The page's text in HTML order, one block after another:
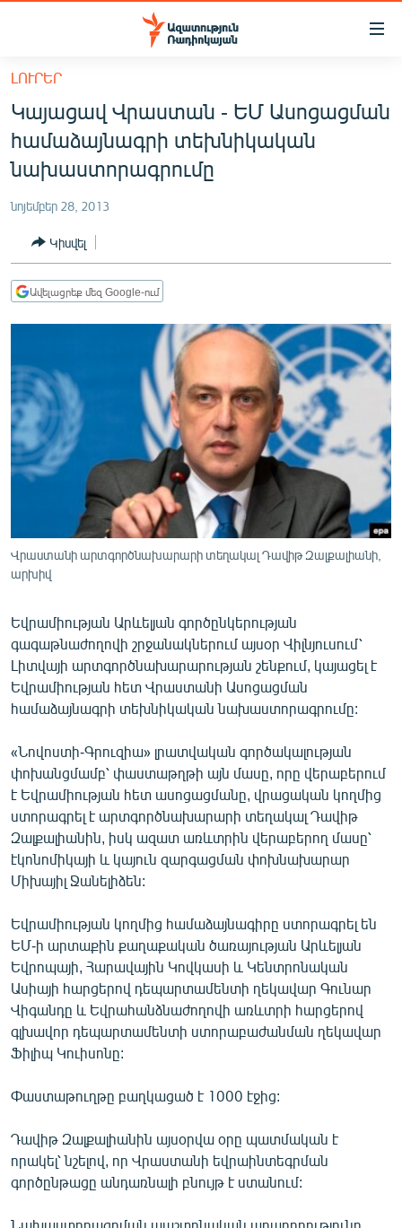
Մատչելիության
հիմնական
բովանդակությանը
Անցնել
հիմնական
մենյուին
ՀԱՅԱՍՏԱՆ
ՔԱՂԱՔԱԿԱՆ
ՀԱՍԱՐԱԿՈՒԹՅՈՒՆ
ՏՆՏԵՍՈՒԹՅՈՒՆ
ՂԱՐԱԲԱՂ
ՊԱՏԵՐԱԶՄԻ 6 ՇԱԲԱԹՆԵՐԸ
ՏԱՐԱԾԱՇՐՋԱՆ
ՄԻՋԱԶԳԱՅԻՆ
ՄՇԱԿՈՒՅԹ
ՍՊՈՐՏ
ՄԵԿՆԱԲԱՆՈՒԹՅՈՒՆ
ԿՈՐՈՆԱՎԻՐՈՒՍ
ՏԵՍԱՆՅՈՒԹԵՐ
ԲԱՆԱՎԵՃ
ՁԳՏԵԼՈՎ ԼԱՎԱԳՈՒՅՆԻՆ
Հայերեն
English
Русский
«Ազատության» բոլոր կայքերը
ԼՈՒՐԵՐ
Կայացավ Վրաստան - ԵՄ Ասոցացման
համաձայնագրի տեխնիկական
նախաստորագրումը
նոյեմբեր 28, 2013
Կիսվել
Ավելացրեք մեզ Google-ում
Վրաստանի արտգործնախարարի տեղակալ Դավիթ Զալքալիանի,
արխիվ
Եվրամիության Արևելյան գործընկերության
գագաթնաժողովի շրջանակներում այսօր Վիլնյուսում՝
Լիտվայի արտգործնախարարության շենքում, կայացել է
Եվրամիության հետ Վրաստանի Ասոցացման
համաձայնագրի տեխնիկական նախաստորագրումը:
«Նովոստի-Գրուզիա» լրատվական գործակալության
փոխանցմամբ՝ փաստաթղթի այն մասը, որը վերաբերում
է Եվրամիության հետ ասոցացմանը, վրացական կողմից
ստորագրել է արտգործնախարարի տեղակալ Դավիթ
Զալքալիանին, իսկ ազատ առևտրին վերաբերող մասը՝
էկոնոմիկայի և կայուն զարգացման փոխնախարար
Միխայիլ Ջանելիձեն:
Եվրամիության կողմից համաձայնագիրը ստորագրել են
ԵՄ-ի արտաքին քաղաքական ծառայության Արևելյան
Եվրոպայի, Հարավային Կովկասի և Կենտրոնական
Ասիայի հարցերով դեպարտամենտի ղեկավար Գունար
Վիգանդը և Եվրահանձնաժողովի առևտրի հարցերով
գլխավոր դեպարտամենտի ստորաբաժանման ղեկավար
Ֆիլիպ Կուիսոնը:
Փաստաթուղթը բաղկացած է 1000 էջից:
Դավիթ Զալքալիանին այսօրվա օրը պատմական է
որակել՝ նշելով, որ Վրաստանի եվրաինտեգրման
գործընթացը անդառնալի բնույթ է ստանում:
Նախաստորագրման պաշտոնական արարողությունը